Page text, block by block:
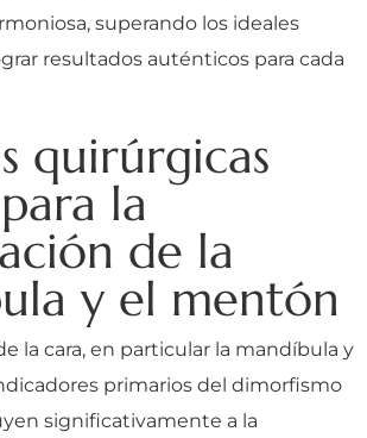
superando los ideales
resultados auténticos para cada
quirúrgicas
la
de la
y el mentón
la cara, en particular la mandíbula y
primarios del dimorfismo
significativamente a la